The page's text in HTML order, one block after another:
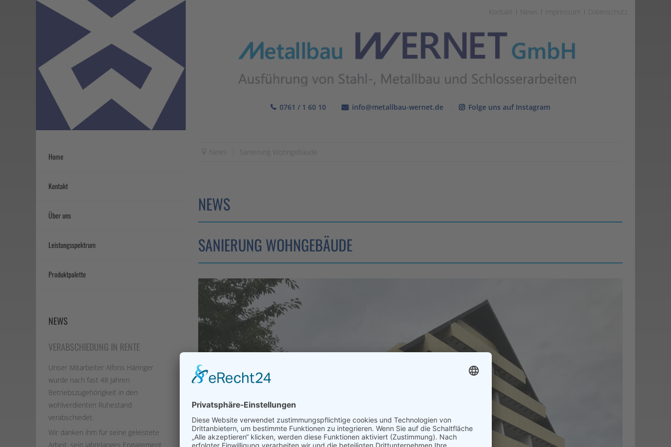
Kontakt News Impressum Datenschutz
0761 / 1 60 10 · info@metallbau-wernet.de · Folge uns auf Instagram
Home
Kontakt
Über uns
Leistungsspektrum
Produktpalette
Treppengeländer
Balkone
Balkongeländer
Vordächer
Überdachungen
/
Türen
/
Tore
NEWS
VERABSCHIEDUNG IN RENTE
Unser Mitarbeiter Alfons Häringer
wurde nach fast 48 Jahren
Betriebszugehörigkeit in den
wohlverdienten Ruhestand
verabschiedet.
Wir danken ihm für seine geleistete
Arbeit, sein jahrelanges Engagement
News Sanierung Wohngebäude
NEWS
SANIERUNG WOHNGEBÄUDE